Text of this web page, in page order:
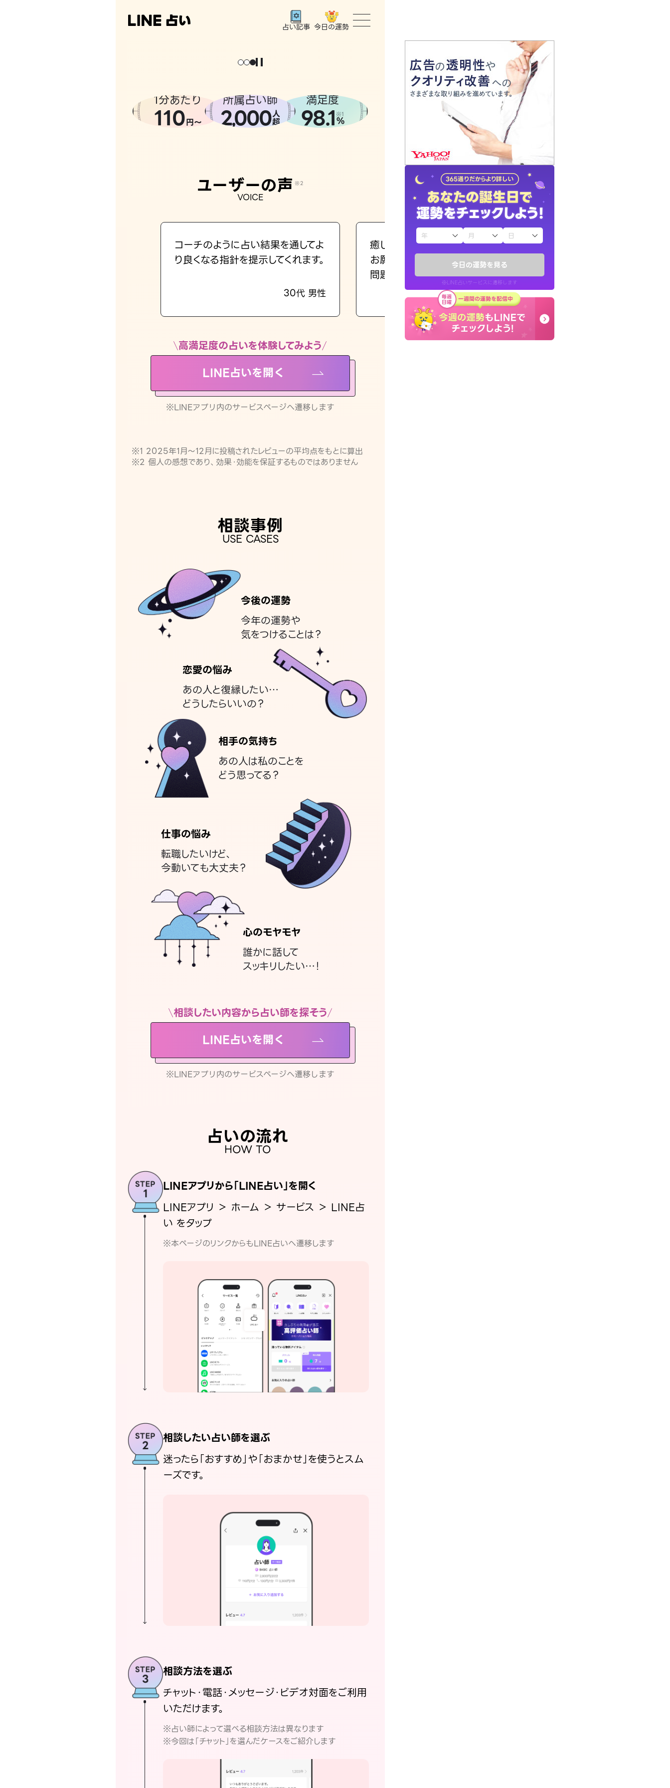
今日の運勢を見る
※LINE占いサービスに遷移します
占い記事 今日の運勢
トップ
ユーザーの声
占いの流れ
おすすめの占い師
よくある質問
えもじの子（占）12星座占い
お知らせ
1分あたり
110円〜
所属占い師
2,000人
超
満足度
98.1 ※1
%
ユーザーの声 ※2
VOICE
コーチのように占い結果を通してよ
り良くなる指針を提示してくれます。
30代 男性
癒し系でおしゃべりしたくて鑑定を
お願いしてます(笑)
問題解決もピカイチ！
50代 女性
高満足度の占いを体験してみよう
LINE占いを開く
※LINEアプリ内のサービスページへ遷移します
※1 2025年1月〜12月に投稿されたレビューの平均点をもとに算出
※2 個人の感想であり、効果・効能を保証するものではありません
相談事例
USE CASES
今後の運勢
今年の運勢や
気をつけることは？
恋愛の悩み
あの人と復縁したい…
どうしたらいいの？
相手の気持ち
あの人は私のことを
どう思ってる？
仕事の悩み
転職したいけど、
今動いても大丈夫？
心のモヤモヤ
誰かに話して
スッキリしたい…！
相談したい内容から占い師を探そう
LINE占いを開く
※LINEアプリ内のサービスページへ遷移します
占いの流れ
HOW TO
LINEアプリから「LINE占い」を開く
LINEアプリ ＞ ホーム ＞ サービス ＞ LINE占
い をタップ
※本ページのリンクからもLINE占いへ遷移します
相談したい占い師を選ぶ
迷ったら「おすすめ」や「おまかせ」を使うとスム
ーズです。
相談方法を選ぶ
チャット・電話・メッセージ・ビデオ対面をご利用
いただけます。
※占い師によって選べる相談方法は異なります
※今回は「チャット」を選んだケースをご紹介します